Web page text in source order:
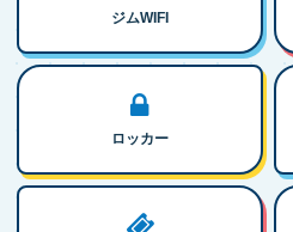
ジムWIFI
ロッカー